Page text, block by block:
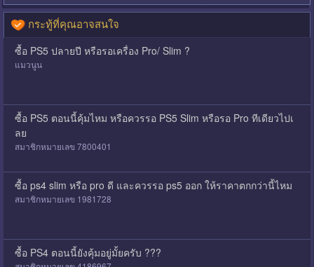
กระทู้ที่คุณอาจสนใจ
ซื้อ PS5 ปลายปี หรือรอเครื่อง Pro/ Slim ?
แมวนูน
ซื้อ PS5 ตอนนี้คุ้มไหม หรือควรรอ PS5 Slim หรือรอ Pro ทีเดียวไปเ
ลย
สมาชิกหมายเลข 7800401
ซื้อ ps4 slim หรือ pro ดี และควรรอ ps5 ออก ให้ราคาตกกว่านี้ไหม
สมาชิกหมายเลข 1981728
ซื้อ PS4 ตอนนี้ยังคุ้มอยู่มั้ยครับ ???